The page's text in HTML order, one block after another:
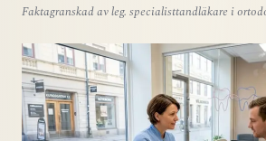
Faktagranskad av leg. specialisttandläkare i